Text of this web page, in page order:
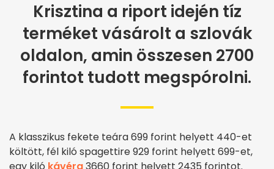
Krisztina a riport idején tíz
terméket vásárolt a szlovák
oldalon, amin összesen 2700
forintot tudott megspórolni.
A klasszikus fekete teára 699 forint helyett 440-et
költött, fél kiló spagettire 929 forint helyett 699-et,